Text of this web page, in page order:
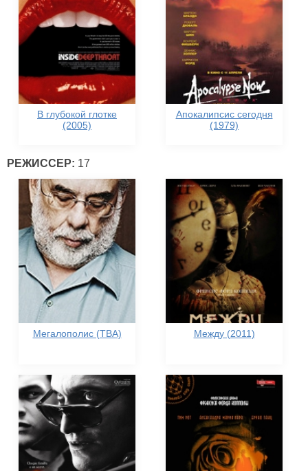
В глубокой глотке
(2005)
Апокалипсис сегодня
(1979)
РЕЖИССЕР: 17
Мегалополис (TBA) Между (2011)